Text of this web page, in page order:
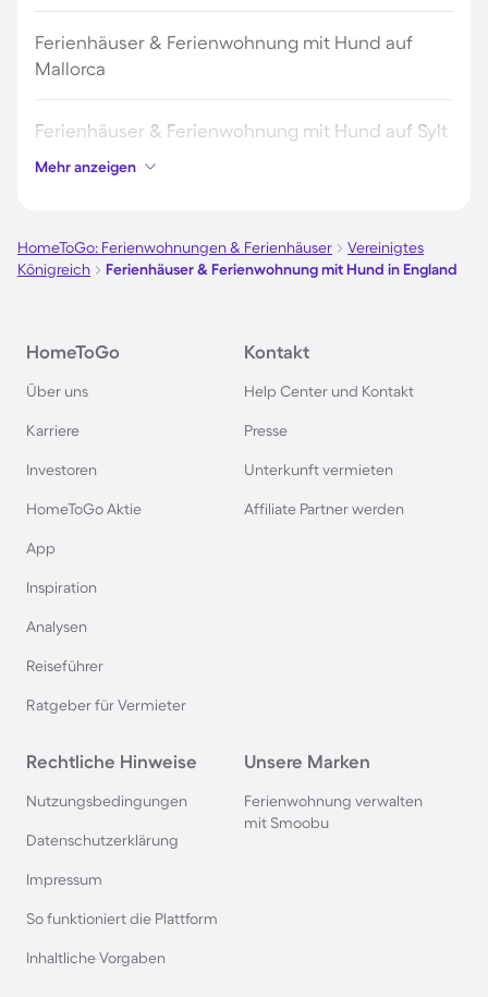
Ferienhäuser & Ferienwohnung mit Hund auf
Mallorca
Ferienhäuser & Ferienwohnung mit Hund auf Sylt
Ferienhäuser & Ferienwohnung mit Hund auf
Bodensee
Ferienhäuser & Ferienwohnung mit Hund am
Ferienhäuser & Ferienwohnung mit Hund an der
Nordsee
Ferienhäuser & Ferienwohnung mit Hund im
Allgäu
Fehmarn
Mehr anzeigen
HomeToGo: Ferienwohnungen & Ferienhäuser
Vereinigtes
Königreich
Ferienhäuser & Ferienwohnung mit Hund in England
HomeToGo
Über uns
Karriere
Investoren
HomeToGo Aktie
App
Inspiration
Analysen
Reiseführer
Ratgeber für Vermieter
Kontakt
Help Center und Kontakt
Presse
Unterkunft vermieten
Affiliate Partner werden
Rechtliche Hinweise
Nutzungsbedingungen
Datenschutzerklärung
Impressum
So funktioniert die Plattform
Inhaltliche Vorgaben
Unsere Marken
Ferienwohnung verwalten
mit Smoobu